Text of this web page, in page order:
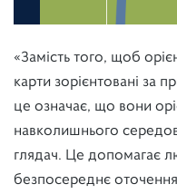
«Замість того, щоб
карти зорієнтовані за
це означає, що вони
навколишнього
глядач. Це допомагає
безпосереднє